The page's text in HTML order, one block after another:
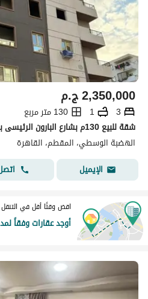
ج.م2,350,000
3
1
130 متر مربع
شقة للبيع 130م بشارع البارون الرئيسى بالهضبة الوسطى المقطم
الهضبة الوسطي، المقطم، القاهرة
الإيميل
اقض وقتًا أقل في
أوجد عقارات وفقاً